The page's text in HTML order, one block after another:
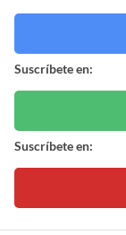
Suscríbete en:
Suscríbete en: